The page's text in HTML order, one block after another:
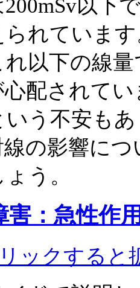
以下
られていま
れ以下の線
配されて
いう不安も
の影響に
う。
害：急性作